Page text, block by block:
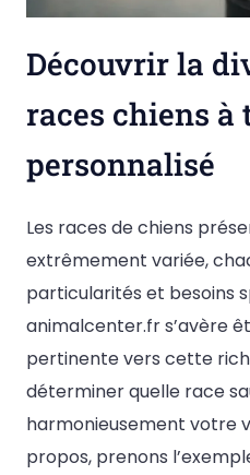
Découvrir la
races chiens
personnalisé
Les races de chiens
extrêmement variée,
particularités et besoins
animalcenter.fr s’avère
pertinente vers cette
déterminer quelle race
harmonieusement votre
propos, prenons